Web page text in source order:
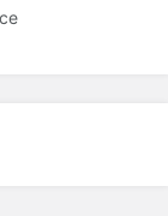
Altını